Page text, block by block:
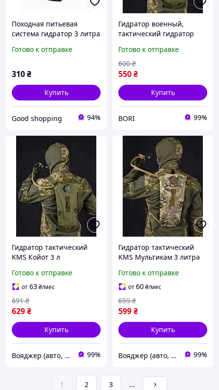
Походная питьевая
система гидратор 3 литра
Wat для рюкзака Олива
Готово к отправке
310₴
Купить
Good shopping 94%
Гидратор военный,
тактический гидратор
для воды, гидратор зуда
Готово к отправке
550₴
600 ₴
Купить
BORI 99%
Гидратор тактический
KMS Койот 3 л
Oxford 600D для
активного отдыха 8562-
VO
Готово к отправке
от63₴/мес
629₴
691 ₴
Купить
Вояджер (авто, туризм, спорт) 99%
Гидратор тактический
KMS Мультикам 3 литра
Oxford 600D для спорта и
активного отдыха 8561-
VO
Готово к отправке
от60₴/мес
599₴
659 ₴
Купить
Вояджер (авто, туризм, спорт) 99%
1 2 3 ...